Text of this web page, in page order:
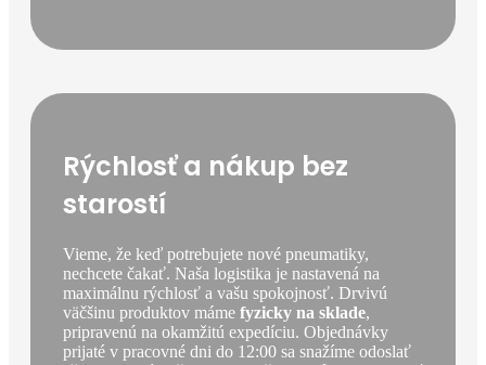
Rýchlosť a nákup bez
starostí
Vieme, že keď potrebujete nové pneumatiky,
nechcete čakať. Naša logistika je nastavená na
maximálnu rýchlosť a vašu spokojnosť. Drvivú
väčšinu produktov máme fyzicky na sklade,
pripravenú na okamžitú expedíciu. Objednávky
prijaté v pracovné dni do 12:00 sa snažíme odoslať